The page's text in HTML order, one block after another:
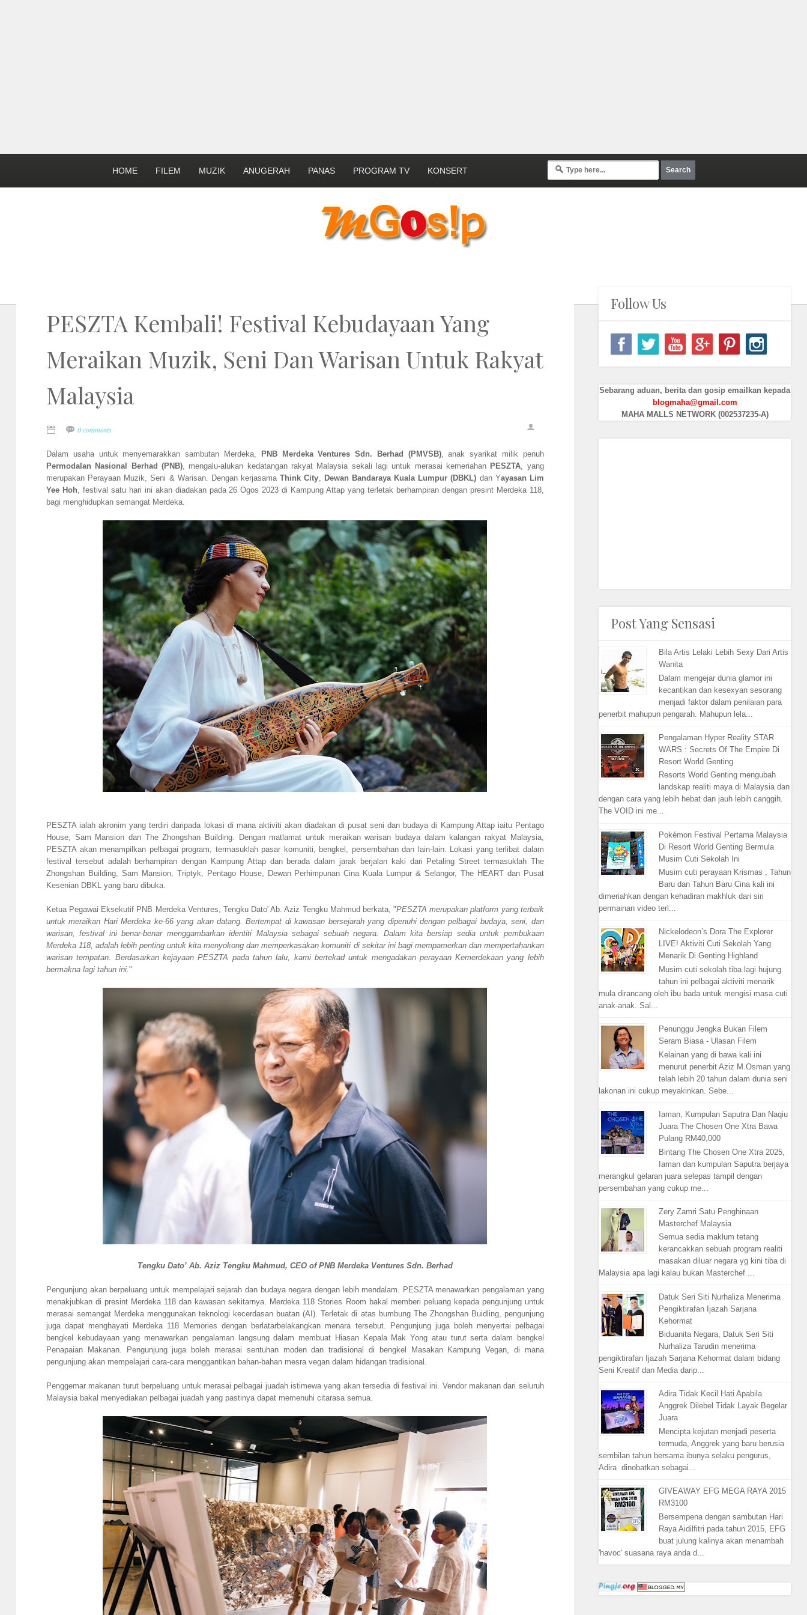
HOME FILEM MUZIK ANUGERAH PANAS PROGRAM TV KONSERT
PESZTA Kembali! Festival Kebudayaan Yang
Meraikan Muzik, Seni Dan Warisan Untuk Rakyat
Malaysia
0 comments
Dalam usaha untuk menyemarakkan sambutan Merdeka, PNB Merdeka Ventures Sdn. Berhad (PMVSB), anak syarikat milik penuh
Permodalan Nasional Berhad (PNB), mengalu-alukan kedatangan rakyat Malaysia sekali lagi untuk merasai kemeriahan PESZTA, yang
merupakan Perayaan Muzik, Seni & Warisan. Dengan kerjasamaThink City, Dewan Bandaraya Kuala Lumpur (DBKL) dan Yayasan Lim
Yee Hoh, festival satu hari ini akan diadakan pada 26 Ogos 2023 di Kampung Attap yang terletak berhampiran dengan presint Merdeka 118,
bagi menghidupkan semangat Merdeka.
PESZTA ialah akronim yang terdiri daripada lokasi di mana aktiviti akan diadakan di pusat seni dan budaya di Kampung Attap iaitu Pentago
House, Sam Mansion dan The Zhongshan Building. Dengan matlamat untuk meraikan warisan budaya dalam kalangan rakyat Malaysia,
PESZTA akan menampilkan pelbagai program, termasuklah pasar komuniti, bengkel, persembahan dan lain-lain. Lokasi yang terlibat dalam
festival tersebut adalah berhampiran dengan Kampung Attap dan berada dalam jarak berjalan kaki dari Petaling Street termasuklah The
Zhongshan Building, Sam Mansion, Triptyk, Pentago House, Dewan Perhimpunan Cina Kuala Lumpur & Selangor, The HEART dan Pusat
Kesenian DBKL yang baru dibuka.
Ketua Pegawai Eksekutif PNB Merdeka Ventures, Tengku Dato' Ab. Aziz Tengku Mahmud berkata, "PESZTA merupakan platform yang terbaik
untuk meraikan Hari Merdeka ke-66 yang akan datang. Bertempat di kawasan bersejarah yang dipenuhi dengan pelbagai budaya, seni, dan
warisan, festival ini benar-benar menggambarkan identiti Malaysia sebagai sebuah negara. Dalam kita bersiap sedia untuk pembukaan
Merdeka 118, adalah lebih penting untuk kita menyokong dan memperkasakan komuniti di sekitar ini bagi mempamerkan dan mempertahankan
warisan tempatan. Berdasarkan kejayaan PESZTA pada tahun lalu, kami bertekad untuk mengadakan perayaan Kemerdekaan yang lebih
bermakna lagi tahun ini."
Tengku Dato’ Ab. Aziz Tengku Mahmud, CEO of PNB Merdeka Ventures Sdn. Berhad
Pengunjung akan berpeluang untuk mempelajari sejarah dan budaya negara dengan lebih mendalam. PESZTA menawarkan pengalaman yang
menakjubkan di presint Merdeka 118 dan kawasan sekitarnya. Merdeka 118 Stories Room bakal memberi peluang kepada pengunjung untuk
merasai semangat Merdeka menggunakan teknologi kecerdasan buatan (AI). Terletak di atas bumbung The Zhongshan Buidling, pengunjung
juga dapat menghayati Merdeka 118 Memories dengan berlatarbelakangkan menara tersebut. Pengunjung juga boleh menyertai pelbagai
bengkel kebudayaan yang menawarkan pengalaman langsung dalam membuat Hiasan Kepala Mak Yong atau turut serta dalam bengkel
Penapaian Makanan. Pengunjung juga boleh merasai sentuhan moden dan tradisional di bengkel Masakan Kampung Vegan, di mana
pengunjung akan mempelajari cara-cara menggantikan bahan-bahan mesra vegan dalam hidangan tradisional.
Penggemar makanan turut berpeluang untuk merasai pelbagai juadah istimewa yang akan tersedia di festival ini. Vendor makanan dari seluruh
Malaysia bakal menyediakan pelbagai juadah yang pastinya dapat memenuhi citarasa semua.
Follow Us
Sebarang aduan, berita dan gosip emailkan kepada
blogmaha@gmail.com
MAHA MALLS NETWORK (002537235-A)
Post Yang Sensasi
Bila Artis Lelaki Lebih Sexy Dari Artis
Wanita
Dalam mengejar dunia glamor ini
kecantikan dan kesexyan sesorang
menjadi faktor dalam penilaian para
penerbit mahupun pengarah. Mahupun lela...
Pengalaman Hyper Reality STAR
WARS : Secrets Of The Empire Di
Resort World Genting
Resorts World Genting mengubah
landskap realiti maya di Malaysia dan
dengan cara yang lebih hebat dan jauh lebih canggih.
The VOID ini me...
Pokémon Festival Pertama Malaysia
Di Resort World Genting Bermula
Musim Cuti Sekolah Ini
Musim cuti perayaan Krismas , Tahun
Baru dan Tahun Baru Cina kali ini
dimeriahkan dengan kehadiran makhluk dari siri
permainan video terl...
Nickelodeon’s Dora The Explorer
LIVE! Aktiviti Cuti Sekolah Yang
Menarik Di Genting Highland
Musim cuti sekolah tiba lagi hujung
tahun ini pelbagai aktiviti menarik
mula dirancang oleh ibu bada untuk mengisi masa cuti
anak-anak. Sal...
Penunggu Jengka Bukan Filem
Seram Biasa - Ulasan Filem
Kelainan yang di bawa kali ini
menurut penerbit Aziz M.Osman yang
telah lebih 20 tahun dalam dunia seni
lakonan ini cukup meyakinkan. Sebe...
Iaman, Kumpulan Saputra Dan Naqiu
Juara The Chosen One Xtra Bawa
Pulang RM40,000
Bintang The Chosen One Xtra 2025,
Iaman dan kumpulan Saputra berjaya
merangkul gelaran juara selepas tampil dengan
persembahan yang cukup me...
Zery Zamri Satu Penghinaan
Masterchef Malaysia
Semua sedia maklum tetang
kerancakkan sebuah program realiti
masakan diluar negara yg kini tiba di
Malaysia apa lagi kalau bukan Masterchef ...
Datuk Seri Siti Nurhaliza Menerima
Pengiktirafan Ijazah Sarjana
Kehormat
Biduanita Negara, Datuk Seri Siti
Nurhaliza Tarudin menerima
pengiktirafan Ijazah Sarjana Kehormat dalam bidang
Seni Kreatif dan Media darip...
Adira Tidak Kecil Hati Apabila
Anggrek Dilebel Tidak Layak Begelar
Juara
Mencipta kejutan menjadi peserta
termuda, Anggrek yang baru berusia
sembilan tahun bersama ibunya selaku pengurus,
Adira dinobatkan sebagai...
GIVEAWAY EFG MEGA RAYA 2015
RM3100
Bersempena dengan sambutan Hari
Raya Aidilfitri pada tahun 2015, EFG
buat julung kalinya akan menambah
'havoc' suasana raya anda d...